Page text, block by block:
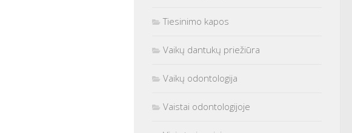
Tiesinimo kapos
Vaikų dantukų priežiūra
Vaikų odontologija
Vaistai odontologijoje